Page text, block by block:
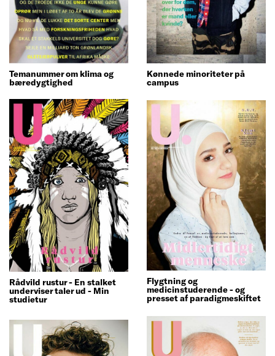
Temanummer om klima og
bæredygtighed
Kønnede minoriteter på
campus
Rådvild rustur - En stalket
underviser taler ud - Min
studietur
Flygtning og
medicinstuderende - og
presset af paradigmeskiftet